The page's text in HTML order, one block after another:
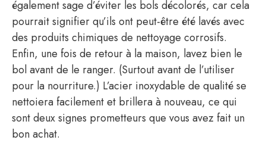
également sage d’éviter les bols décolorés, car cela
pourrait signifier qu’ils ont peut-être été lavés avec
des produits chimiques de nettoyage corrosifs.
Enfin, une fois de retour à la maison, lavez bien le
bol avant de le ranger. (Surtout avant de l’utiliser
pour la nourriture.) L’acier inoxydable de qualité se
nettoiera facilement et brillera à nouveau, ce qui
sont deux signes prometteurs que vous avez fait un
bon achat.